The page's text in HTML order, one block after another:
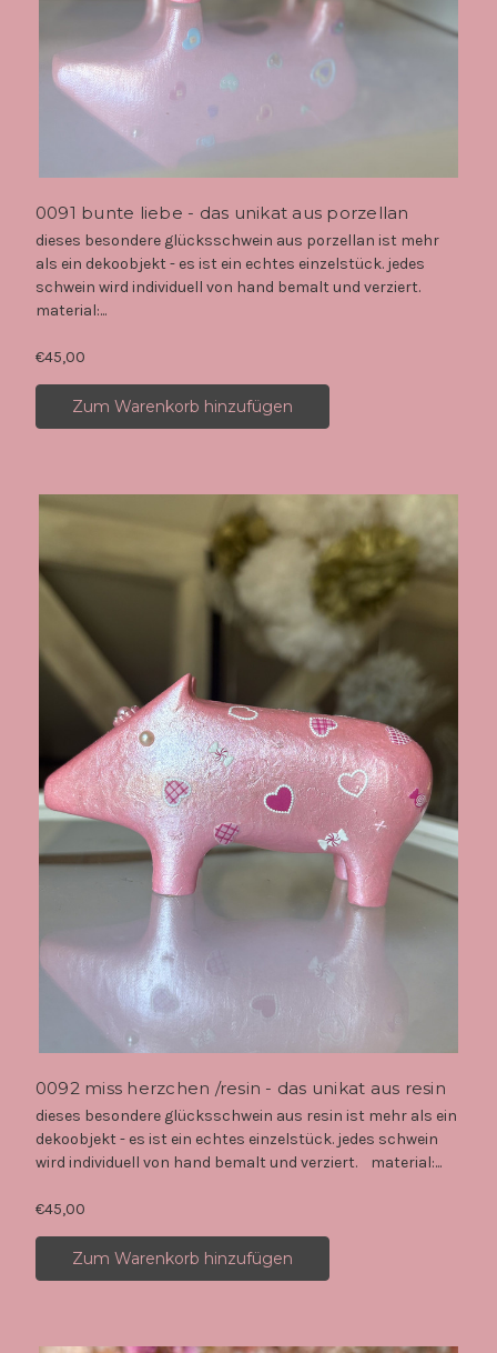
0091 bunte liebe - das unikat aus porzellan
dieses besondere glücksschwein aus porzellan ist mehr
als ein dekoobjekt - es ist ein echtes einzelstück. jedes
schwein wird individuell von hand bemalt und verziert.
material:...
€45,00
Zum Warenkorb hinzufügen
0092 miss herzchen /resin - das unikat aus resin
dieses besondere glücksschwein aus resin ist mehr als ein
dekoobjekt - es ist ein echtes einzelstück. jedes schwein
wird individuell von hand bemalt und verziert. material:...
€45,00
Zum Warenkorb hinzufügen